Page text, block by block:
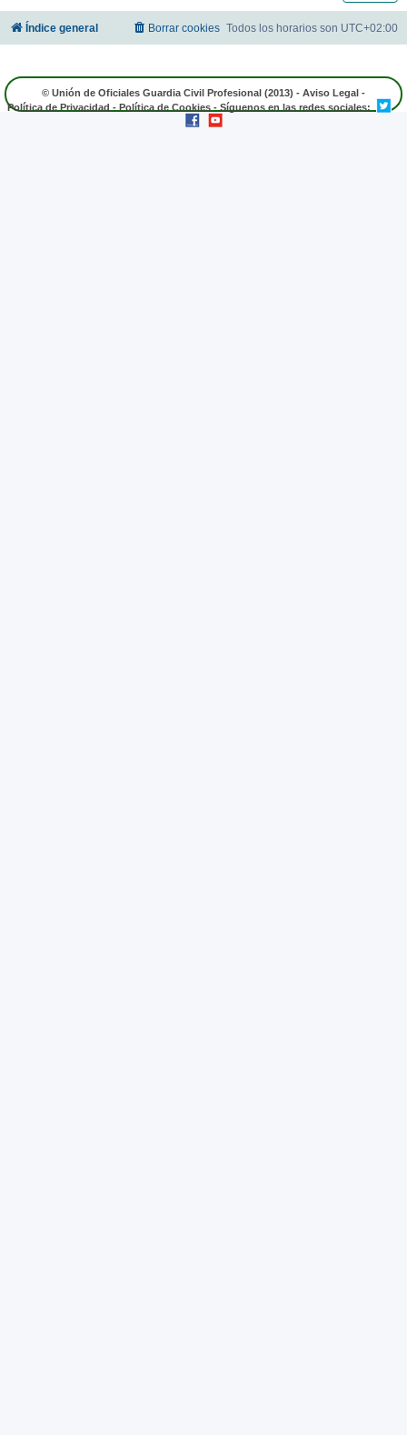
Índice general Todos los horarios son UTC+02:00
Borrar cookies
© Unión de Oficiales Guardia Civil Profesional (2013) - Aviso Legal -
Política de Privacidad-Política de Cookies- Síguenos en las redes sociales: